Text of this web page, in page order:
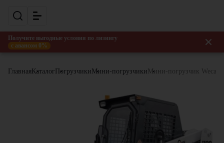
Получите выгодные условия по лизингу
с авансом 0%
Главная Каталог Погрузчики Мини-погрузчики Мини-погрузчик Wecan